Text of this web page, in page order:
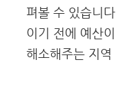
펴볼 수 있습니
이기 전에 예산
해소해주는 지